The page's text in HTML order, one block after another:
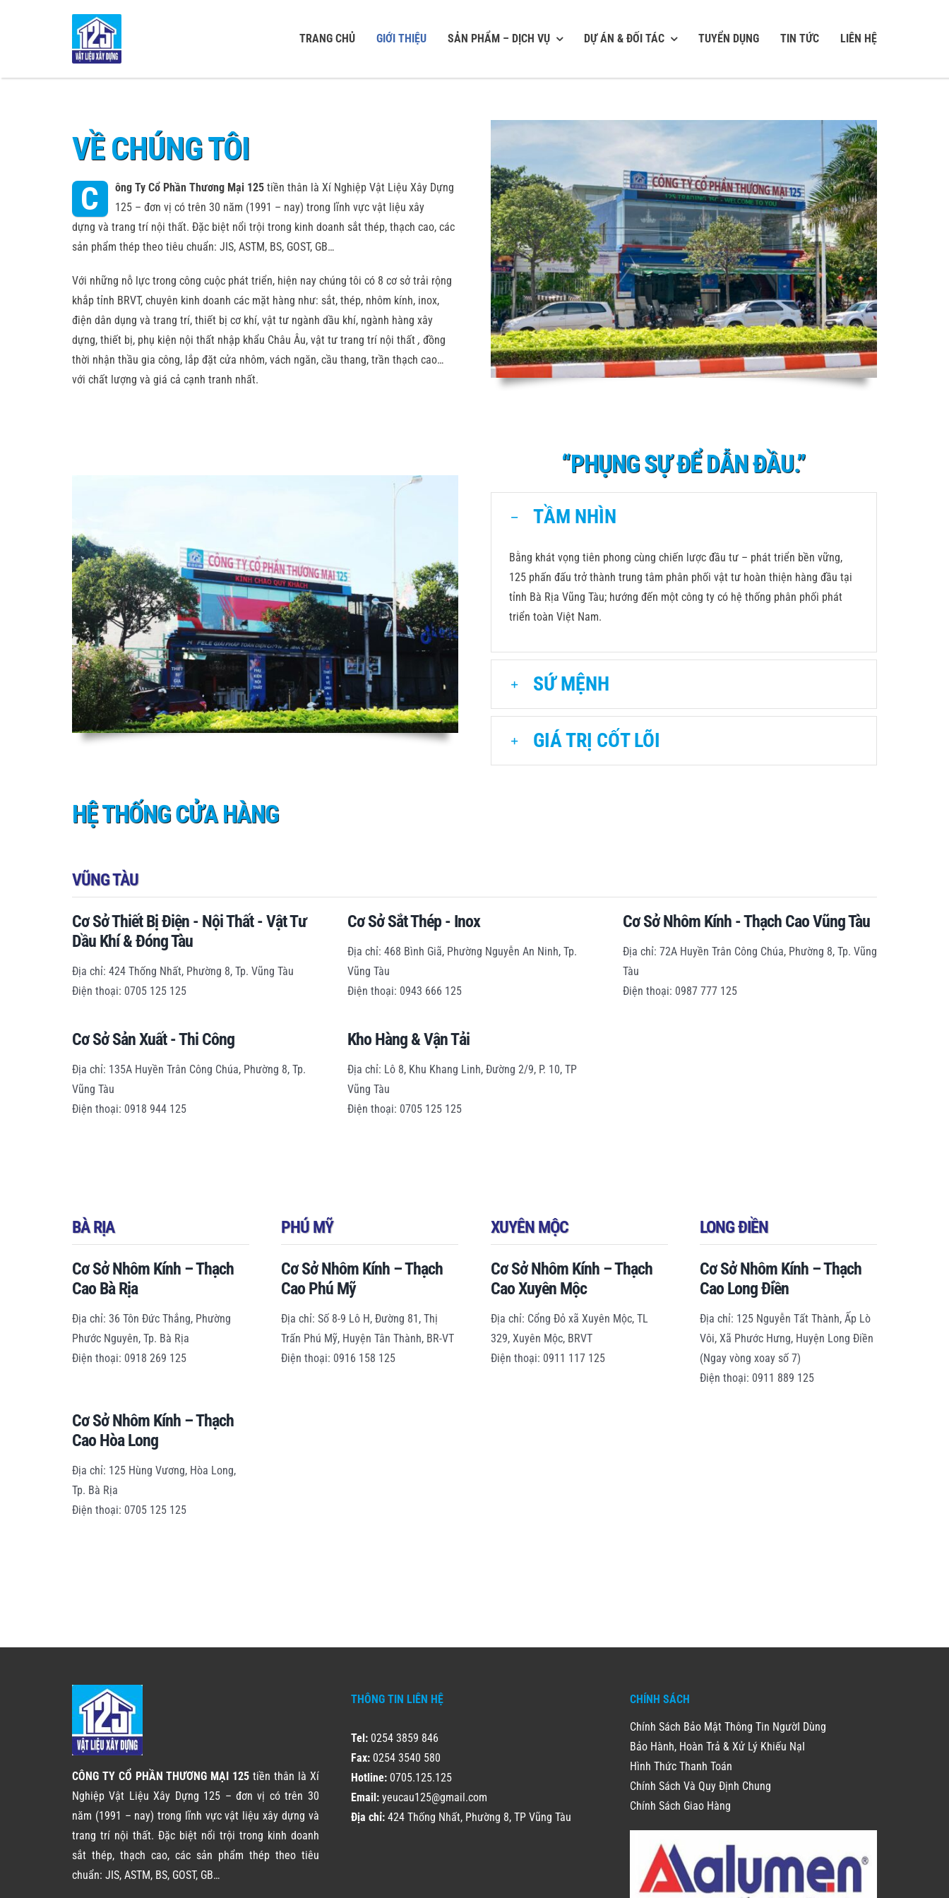
TRANG CHỦ GIỚI THIỆU SẢN PHẨM – DỊCH VỤ DỰ ÁN & ĐỐI TÁC TUYỂN DỤNG TIN TỨC LIÊN HỆ
VỀ CHÚNG TÔI
C
ông Ty Cổ Phần Thương Mại 125tiền thân là Xí Nghiệp Vật Liệu Xây Dựng
125 – đơn vị có trên 30 năm (1991 – nay) trong lĩnh vực vật liệu xây
dựng và trang trí nội thất. Đặc biệt nổi trội trong kinh doanh sắt thép, thạch cao, các
sản phẩm thép theo tiêu chuẩn: JIS, ASTM, BS, GOST, GB…
Với những nỗ lực trong công cuộc phát triển, hiện nay chúng tôi có 8 cơ sở trải rộng
khắp tỉnh BRVT, chuyên kinh doanh các mặt hàng như: sắt, thép, nhôm kính, inox,
điện dân dụng và trang trí, thiết bị cơ khí, vật tư ngành dầu khí, ngành hàng xây
dựng, thiết bị, phụ kiện nội thất nhập khẩu Châu Âu, vật tư trang trí nội thất , đồng
thời nhận thầu gia công, lắp đặt cửa nhôm, vách ngăn, cầu thang, trần thạch cao…
với chất lượng và giá cả cạnh tranh nhất.
“PHỤNG SỰ ĐỂ DẪN ĐẦU.”
TẦM NHÌN
Bằng khát vọng tiên phong cùng chiến lược đầu tư – phát triển bền vững,
125 phấn đấu trở thành trung tâm phân phối vật tư hoàn thiện hàng đầu tại
tỉnh Bà Rịa Vũng Tàu; hướng đến một công ty có hệ thống phân phối phát
triển toàn Việt Nam.
SỨ MỆNH
GIÁ TRỊ CỐT LÕI
HỆ THỐNG CỬA HÀNG
VŨNG TÀU
Cơ Sở Thiết Bị Điện - Nội Thất - Vật Tư
Dầu Khí & Đóng Tàu
Địa chỉ: 424 Thống Nhất, Phường 8, Tp. Vũng Tàu
Điện thoại: 0705 125 125
Cơ Sở Sắt Thép - Inox
Địa chỉ: 468 Bình Giã, Phường Nguyễn An Ninh, Tp.
Vũng Tàu
Điện thoại: 0943 666 125
Cơ Sở Nhôm Kính - Thạch Cao Vũng Tàu
Địa chỉ: 72A Huyền Trân Công Chúa, Phường 8, Tp. Vũng
Tàu
Điện thoại: 0987 777 125
Cơ Sở Sản Xuất - Thi Công
Địa chỉ: 135A Huyền Trân Công Chúa, Phường 8, Tp.
Vũng Tàu
Điện thoại: 0918 944 125
Kho Hàng & Vận Tải
Địa chỉ: Lô 8, Khu Khang Linh, Đường 2/9, P. 10, TP
Vũng Tàu
Điện thoại: 0705 125 125
BÀ RỊA
Cơ Sở Nhôm Kính – Thạch
Cao Bà Rịa
Địa chỉ: 36 Tôn Đức Thắng, Phường
Phước Nguyên, Tp. Bà Rịa
Điện thoại: 0918 269 125
Cơ Sở Nhôm Kính – Thạch
Cao Hòa Long
Địa chỉ: 125 Hùng Vương, Hòa Long,
Tp. Bà Rịa
Điện thoại: 0705 125 125
PHÚ MỸ
Cơ Sở Nhôm Kính – Thạch
Cao Phú Mỹ
Địa chỉ: Số 8-9 Lô H, Đường 81, Thị
Trấn Phú Mỹ, Huyện Tân Thành, BR-VT
Điện thoại: 0916 158 125
XUYÊN MỘC
Cơ Sở Nhôm Kính – Thạch
Cao Xuyên Mộc
Địa chỉ: Cổng Đỏ xã Xuyên Mộc, TL
329, Xuyên Mộc, BRVT
Điện thoại: 0911 117 125
LONG ĐIỀN
Cơ Sở Nhôm Kính – Thạch
Cao Long Điền
Địa chỉ: 125 Nguyễn Tất Thành, Ấp Lò
Vôi, Xã Phước Hưng, Huyện Long Điền
(Ngay vòng xoay số 7)
Điện thoại: 0911 889 125
CÔNG TY CỔ PHẦN THƯƠNG MẠI 125 tiền thân là Xí
Nghiệp Vật Liệu Xây Dựng 125 – đơn vị có trên 30
năm (1991 – nay) trong lĩnh vực vật liệu xây dựng và
trang trí nội thất. Đặc biệt nổi trội trong kinh doanh
sắt thép, thạch cao, các sản phẩm thép theo tiêu
chuẩn: JIS, ASTM, BS, GOST, GB…
THÔNG TIN LIÊN HỆ
Tel: 0254 3859 846
Fax: 0254 3540 580
Hotline: 0705.125.125
Email: yeucau125@gmail.com
Địa chỉ: 424 Thống Nhất, Phường 8, TP Vũng Tàu
CHÍNH SÁCH
Chính Sách Bảo Mật Thông Tin NgườI Dùng
Bảo Hành, Hoàn Trả & Xử Lý Khiếu NạI
Hình Thức Thanh Toán
Chính Sách Và Quy Định Chung
Chính Sách Giao Hàng